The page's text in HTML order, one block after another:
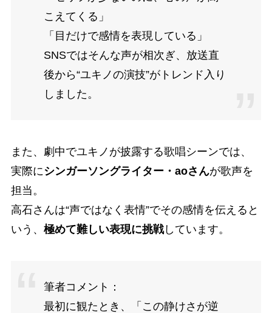
こえてくる」
「目だけで感情を表現している」
SNSではそんな声が相次ぎ、放送直
後から“ユキノの演技”がトレンド入り
しました。
また、劇中でユキノが披露する歌唱シーンでは、
実際にシンガーソングライター・aoさんが歌声を
担当。
高石さんは“声ではなく表情”でその感情を伝えると
いう、 極めて難しい表現に挑戦しています。
筆者コメント：
最初に観たとき、「この静けさが逆